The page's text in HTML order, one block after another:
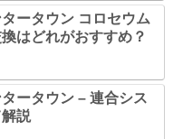
ータウン コロセウム
はどれがおすすめ？
ータウン – 連合シス
説